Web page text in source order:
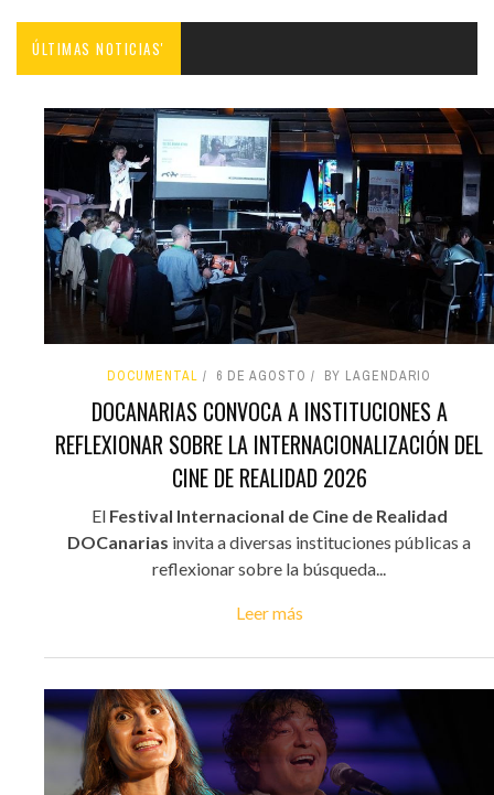
ÚLTIMAS NOTICIAS'
DOCUMENTAL 6 DE AGOSTO BY LAGENDARIO
DOCANARIAS CONVOCA A INSTITUCIONES A
REFLEXIONAR SOBRE LA INTERNACIONALIZACIÓN DEL
CINE DE REALIDAD 2026
El Festival Internacional de Cine de Realidad
DOCanarias invita a diversas instituciones públicas a
reflexionar sobre la búsqueda...
Leer más